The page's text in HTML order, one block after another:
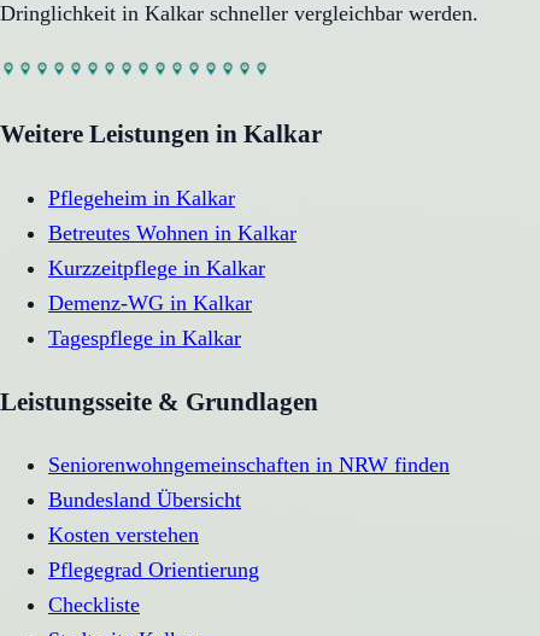
Dringlichkeit in Kalkar schneller vergleichbar werden.
Weitere Leistungen in Kalkar
Pflegeheim in Kalkar
Betreutes Wohnen in Kalkar
Kurzzeitpflege in Kalkar
Demenz-WG in Kalkar
Tagespflege in Kalkar
Leistungsseite & Grundlagen
Seniorenwohngemeinschaften in NRW finden
Bundesland Übersicht
Kosten verstehen
Pflegegrad Orientierung
Checkliste